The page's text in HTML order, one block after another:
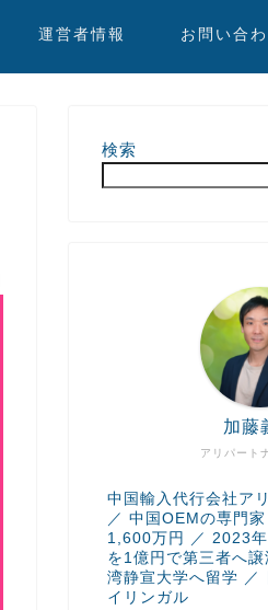
運営者情報 お問い合
検索
アリパート
加藤
中国輸入代行会社ア
／ 中国OEMの専門
1,600万円 ／ 2023
を1億円で第三者へ
湾静宣大学へ留学 ／
イリンガル